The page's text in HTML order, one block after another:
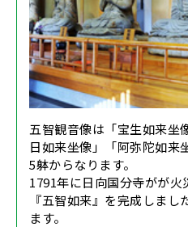
五智観音像は「宝生如来坐
日如来坐像」「阿弥陀如来
5躰からなります。
1791年に日向国分寺がが
『五智如来』を完成しま
ます。